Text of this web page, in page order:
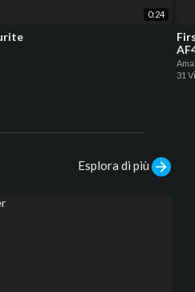
0:24
31
Esplora di più